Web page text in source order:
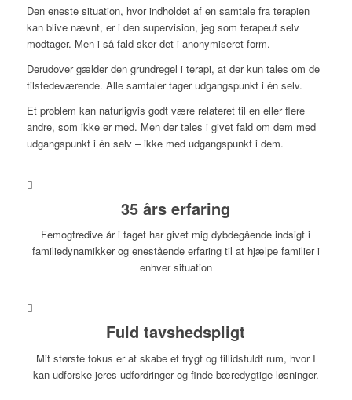
Den eneste situation, hvor indholdet af en samtale fra terapien
kan blive nævnt, er i den supervision, jeg som terapeut selv
modtager. Men i så fald sker det i anonymiseret form.
Derudover gælder den grundregel i terapi, at der kun tales om de
tilstedeværende. Alle samtaler tager udgangspunkt i én selv.
Et problem kan naturligvis godt være relateret til en eller flere
andre, som ikke er med. Men der tales i givet fald om dem med
udgangspunkt i én selv – ikke med udgangspunkt i dem.
35 års erfaring
Femogtredive år i faget har givet mig dybdegående indsigt i
familiedynamikker og enestående erfaring til at hjælpe familier i
enhver situation
Fuld tavshedspligt
Mit største fokus er at skabe et trygt og tillidsfuldt rum, hvor I
kan udforske jeres udfordringer og finde bæredygtige løsninger.